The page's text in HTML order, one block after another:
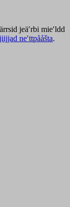
jeäʹrbi mieʹldd
neʹttpååšta.